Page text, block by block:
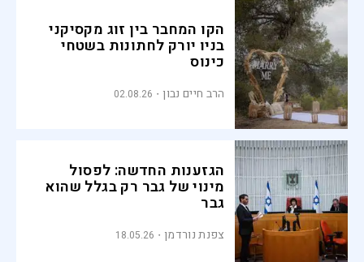
הקו המחבר בין זוג מקסיקני
בניו יורק לחתונות בשטחי
כינוס
הרב חיים נבון 02.08.26
הגזענות החדשה: לפסול
מינוי של גבר רק בגלל שהוא
גבר
צפנת נורדמן 18.05.26